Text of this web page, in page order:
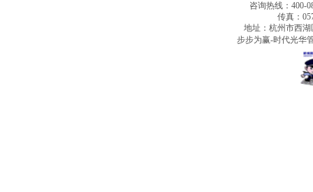
咨询热线：400-
传真：
地址：杭州市西
步步为赢-时代光华